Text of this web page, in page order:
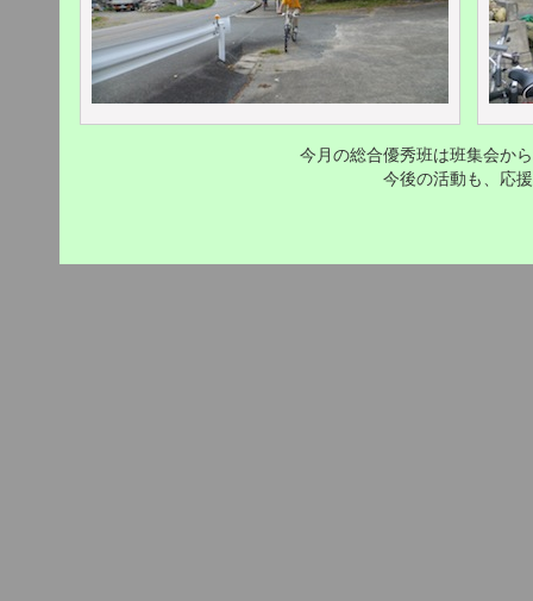
今月の総合優秀班は班集会か
今後の活動も、応